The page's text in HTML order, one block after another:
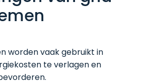
worden vaak gebruikt in
te verlagen en